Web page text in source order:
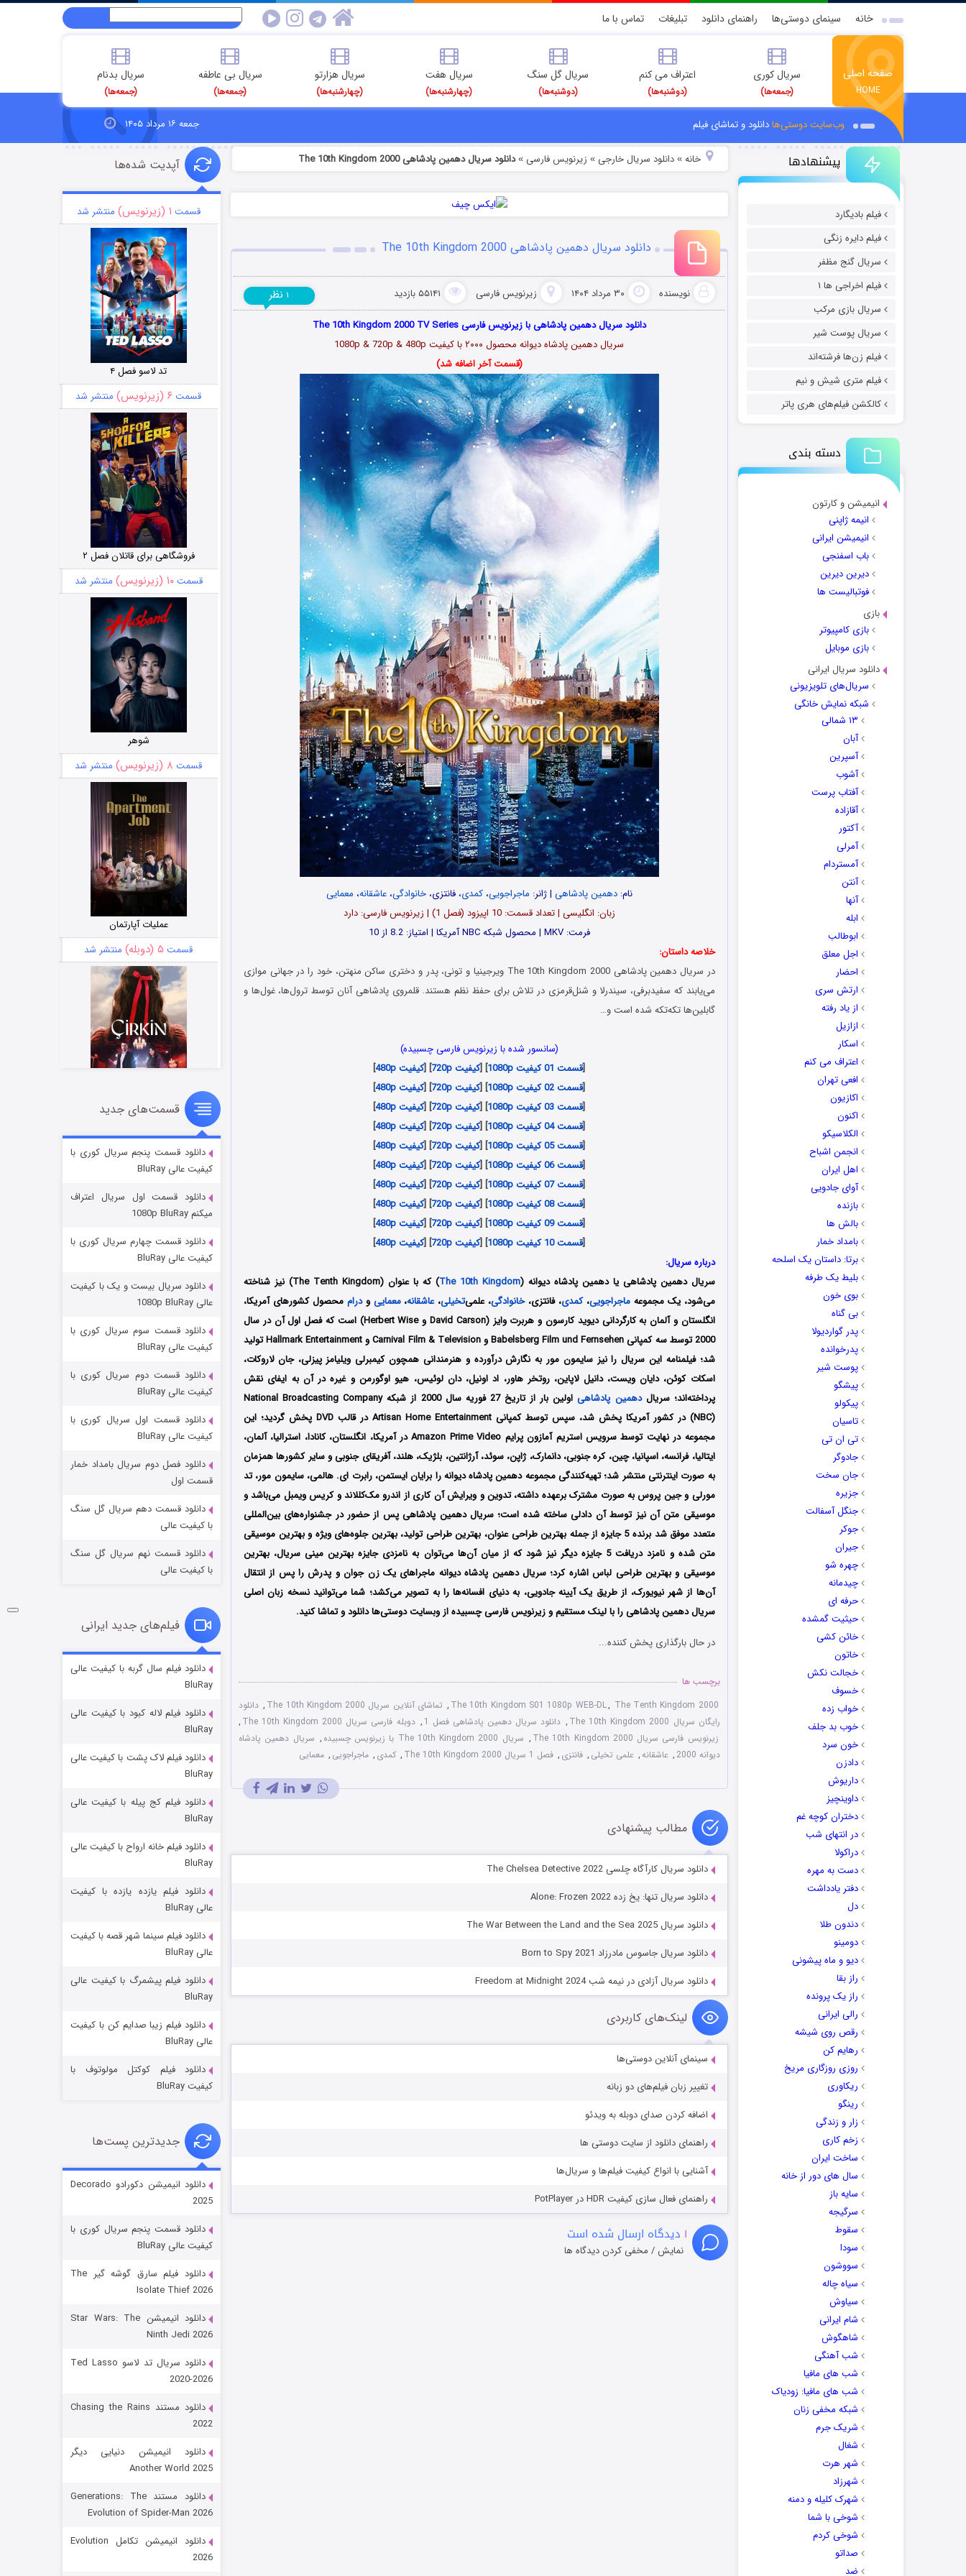
خانه سینمای دوستی‌ها راهنمای دانلود تبلیغات تماس با ما
صفحه اصلی
HOME
سریال کوری
(جمعه‌ها)
اعتراف می کنم
(دوشنبه‌ها)
سریال گل سنگ
(دوشنبه‌ها)
سریال هفت
(چهارشنبه‌ها)
سریال هزارتو
(چهارشنبه‌ها)
سریال بی عاطفه
(جمعه‌ها)
سریال بدنام
(جمعه‌ها)
وب‌سایت دوستی‌هادانلود و تماشای فیلم جمعه ۱۶ مرداد ۱۴۰۵
پیشنهادها
فیلم بادیگارد
فیلم دایره زنگی
سریال گنج مظفر
فیلم اخراجی ها ۱
سریال بازی مرکب
سریال پوست شیر
فیلم زن‌ها فرشته‌اند
فیلم متری شیش و نیم
کالکشن فیلم‌های هری پاتر
دسته بندی
انیمیشن و کارتون
انیمه ژاپنی
انیمیشن ایرانی
باب اسفنجی
دیرین دیرین
فوتبالیست ها
بازی
بازی کامپیوتر
بازی موبایل
دانلود سریال ایرانی
سریال‌های تلویزیونی
شبکه نمایش خانگی
۱۳ شمالی
آبان
آسپرین
آشوب
آفتاب پرست
آقازاده
آکتور
آمرلی
آمستردام
آنتن
آنها
ابله
ابوطالب
اجل معلق
احضار
ارتش سری
از یاد رفته
ازازیل
اسکار
اعتراف می کنم
افعی تهران
اکازیون
اکنون
الکلاسیکو
انجمن اشباح
اهل ایران
آوای جادویی
بازنده
بالش ها
بامداد خمار
برتا: داستان یک اسلحه
بلیط یک‌‌ طرفه
بوی خون
بی گناه
پدر گواردیولا
پدرخوانده
پوست شیر
پیشگو
پیکولو
تاسیان
تی ان تی
جادوگر
جان سخت
جزیره
جنگل آسفالت
جوکر
جیران
چهره شو
چیدمانه
حرفه ای
حیثیت گمشده
خائن کشی
خاتون
خجالت نکش
خسوف
خواب زده
خوب بد جلف
خون سرد
دادزن
داریوش
داوینچیز
دختران کوچه غم
در انتهای شب
دراکولا
دست به مهره
دفتر یادداشت
دل
دندون طلا
دومینو
دیو و ماه پیشونی
راز بقا
راز یک پرونده
رالی ایرانی
رقص روی شیشه
رهایم کن
روزی روزگاری مریخ
ریکاوری
رینگو
زار و زندگی
زخم کاری
ساخت ایران
سال های دور از خانه
سایه باز
سرگیجه
سقوط
سودا
سووشون
سیاه چاله
سیاوش
شام ایرانی
شاهگوش
شب آهنگی
شب های مافیا
شب های مافیا: زودیاک
شبکه مخفی زنان
شریک جرم
شغال
شهر هرت
شهرزاد
شهرک کلیله و دمنه
شوخی با شما
شوخی کردم
صداتو
ضد
خانه» دانلود سریال خارجی » زیرنویس فارسی »دانلود سریال دهمین پادشاهی The 10th Kingdom 2000
دانلود سریال دهمین پادشاهی The 10th Kingdom 2000
نویسنده ۳۰ مرداد ۱۴۰۴ زیرنویس فارسی ۵۵۱۴۱ بازدید ۱ نظر
دانلود سریال دهمین پادشاهی با زیرنویس فارسی The 10th Kingdom 2000 TV Series
سریال دهمین پادشاه دیوانه محصول ۲۰۰۰ با کیفیت 1080p & 720p & 480p
(قسمت آخر اضافه شد)
نام:دهمین پادشاهی | ژانر: ماجراجویی،کمدی، فانتزی،خانوادگی،عاشقانه، معمایی
زبان: انگلیسی | تعداد قسمت‌‌‌‌: 10 اپیزود (فصل 1) | زیرنویس فارسی: دارد
فرمت: MKV | محصول شبکه NBC آمریکا | امتیاز: 8.2 از 10
خلاصه داستان:
در سریال دهمین پادشاهی The 10th Kingdom 2000 ویرجینیا و تونی، پدر و دختری ساکن منهتن، خود را در جهانی موازی
می‌یابند که سفیدبرفی، سیندرلا و شنل‌قرمزی در تلاش برای حفظ نظم هستند. قلمروی پادشاهی‌ آنان توسط ترول‌ها، غول‌ها و
گابلین‌ها تکه‌تکه شده است و…
(سانسور شده با زیرنویس فارسی چسبیده)
[قسمت 01 کیفیت 1080p ] [کیفیت 720p ] [کیفیت 480p
]
[قسمت 02 کیفیت 1080p ] [کیفیت 720p ] [کیفیت 480p
]
[قسمت 03 کیفیت 1080p ] [کیفیت 720p ] [کیفیت 480p
]
[قسمت 04 کیفیت 1080p ] [کیفیت 720p ] [کیفیت 480p
]
[قسمت 05 کیفیت 1080p ] [کیفیت 720p ] [کیفیت 480p
]
[قسمت 06 کیفیت 1080p ] [کیفیت 720p ] [کیفیت 480p
]
[قسمت 07 کیفیت 1080p ] [کیفیت 720p ] [کیفیت 480p
]
[قسمت 08 کیفیت 1080p ] [کیفیت 720p ] [کیفیت 480p
]
[قسمت 09 کیفیت 1080p ] [کیفیت 720p ] [کیفیت 480p
]
[قسمت 10 کیفیت 1080p ] [کیفیت 720p ] [کیفیت 480p
]
درباره سریال:
سریال دهمین پادشاهی یا دهمین پادشاه دیوانه (The 10th Kingdom
) که با عنوان (The Tenth Kingdom) نیز شناخته
می‌شود، یک مجموعه ماجراجویی،کمدی، فانتزی،خانوادگی، علمی‌تخیلی،عاشقانه،معمایی ودرام محصول کشورهای آمریکا،
انگلستان و آلمان به کارگردانی دیوید کارسون و هربرت وایز (David Carson و Herbert Wise) است که فصل اول آن در سال
2000 توسط سه کمپانی Babelsberg Film und Fernsehen و Carnival Film & Television و Hallmark Entertainment تولید
شد؛ فیلمنامه این سریال را نیز سایمون مور به نگارش درآورده و هنرمندانی همچون کیمبرلی ویلیامز پیزلی، جان لاروکات،
اسکات کوئن، دایان ویست، دانیل لاپاین، روتخر هاور، اد اونیل، دان لوئیس، هیو اوگورمن و غیره در آن به ایفای نقش
پرداخته‌اند؛ سریالدهمین پادشاهی
اولین بار از تاریخ 27 فوریه سال 2000 از شبکه‌ National Broadcasting Company
(NBC) در کشور آمریکا پخش شد، سپس توسط کمپانی Artisan Home Entertainment در قالب DVD پخش گردید؛ این
مجموعه در نهایت توسط سرویس استریم آمازون پرایم Amazon Prime Video در آمریکا، انگلستان، کانادا، استرالیا، آلمان،
ایتالیا، فرانسه، اسپانیا، چین، کره جنوبی، دانمارک، ژاپن، سوئد، آرژانتین، بلژیک، هلند، آفریقای جنوبی و سایر کشورها همزمان
به صورت اینترنتی منتشر شد؛ تهیه‌کنندگی مجموعه دهمین پادشاه دیوانه را برایان ایستمن، رابرت ای. هالمی، سایمون مور، تد
مورلی و جین پروس به صورت مشترک برعهده داشته، تدوین و ویرایش آن کاری از اندرو مک‌کللاند و کریس ویمبل می‌باشد و
موسیقی متن آن نیز توسط آن دادلی ساخته شده است؛ سریال دهمین پادشاهی پس از حضور در جشنواره‌‌‌‌های بین‌المللی
متعدد موفق شد برنده 5 جایزه از جمله بهترین طراحی عنوان، بهترین طراحی تولید، بهترین جلوه‌های ویژه و بهترین موسیقی
متن شده و نامزد دریافت 5 جایزه دیگر نیز شود که از میان آن‌ها می‌توان به نامزدی جایزه بهترین مینی سریال، بهترین
موسیقی و بهترین طراحی لباس اشاره کرد؛ سریال دهمین پادشاه دیوانه ماجراهای یک زن جوان و پدرش را پس از انتقال
آن‌ها از شهر نیویورک، از طریق یک آیینه جادویی، به دنیای افسانه‌ها را به تصویر می‌کشد؛ شما می‌توانید نسخه زبان اصلی
سریال دهمین پادشاهی را با لینک مستقیم و زیرنویس فارسی چسبیده از وبسایت دوستی‌ها دانلود و تماشا کنید.
در حال بارگذاری پخش کننده...
برچسب ها
The 10th Kingdom S01 1080p WEB-DL, The Tenth Kingdom 2000
, تماشای آنلاین سریال The 10th Kingdom 2000 , دانلود
رایگان سریال The 10th Kingdom 2000
, دانلود سریال دهمین پادشاهی فصل 1 , دوبله فارسی سریال The 10th Kingdom 2000
,
زیرنویس فارسی سریال The 10th Kingdom 2000
, سریال The 10th Kingdom 2000 با زیرنویس چسبیده , سریال دهمین پادشاه
دیوانه 2000
, عاشقانه, علمی تخیلی , فانتزی , فصل 1 سریال The 10th Kingdom 2000 , کمدی , ماجراجویی , معمایی
مطالب پیشنهادی
دانلود سریال کارآگاه چلسی The Chelsea Detective 2022
دانلود سریال تنها: یخ زده Alone: Frozen 2022
دانلود سریال The War Between the Land and the Sea 2025
دانلود سریال جاسوس مادرزاد Born to Spy 2021
دانلود سریال آزادی در نیمه شب Freedom at Midnight 2024
لینک‌های کاربردی
سینمای آنلاین دوستی‌ها
تغییر زبان فیلم‌های دو زبانه
اضافه کردن صدای دوبله به ویدئو
راهنمای دانلود از سایت دوستی ها
آشنایی با انواع کیفیت فیلم‌ها و سریال‌ها
راهنمای فعال سازی کیفیت HDR در PotPlayer
۱ دیدگاه ارسال شده است
نمایش / مخفی کردن دیدگاه ها
آپدیت شده‌ها
قسمت ۱ (زیرنویس) منتشر شد
تد لاسو فصل ۴
قسمت ۶ (زیرنویس) منتشر شد
فروشگاهی برای قاتلان فصل ۲
قسمت۱۰ (زیرنویس) منتشر شد
شوهر
قسمت ۸ (زیرنویس) منتشر شد
عملیات آپارتمان
قسمت ۵ (دوبله) منتشر شد
سریال زشت
قسمت۲ (زیرنویس) منتشر شد
مردگان متحرک: شهر مرده ۳
شکست استوارت در نجات جهان
قسمت ۷ (زیرنویس) منتشر شد
شوگر فصل ۲
قسمت
خاندان اژدها فصل ۳
جادوگری در مغولستان
قسمت ۶ (زیرنویس)
رویایی برای تو
قسمت
قسمت‌های جدید
دانلود قسمت پنجم سریال کوری با
کیفیت عالی BluRay
دانلود قسمت اول سریال اعتراف
میکنم 1080p BluRay
دانلود قسمت چهارم سریال کوری با
کیفیت عالی BluRay
دانلود سریال بیست و یک با کیفیت
عالی 1080p BluRay
دانلود قسمت سوم سریال کوری با
کیفیت عالی BluRay
دانلود قسمت دوم سریال کوری با
کیفیت عالی BluRay
دانلود قسمت اول سریال کوری با
کیفیت عالی BluRay
دانلود فصل دوم سریال بامداد خمار
قسمت اول
دانلود قسمت دهم سریال گل سنگ
با کیفیت عالی
دانلود قسمت نهم سریال گل سنگ
با کیفیت عالی
فیلم‌های جدید ایرانی
دانلود فیلم سال گربه با کیفیت عالی
BluRay
دانلود فیلم لاله کبود با کیفیت عالی
BluRay
دانلود فیلم لاک پشت با کیفیت عالی
BluRay
دانلود فیلم کج‌ پیله با کیفیت عالی
BluRay
دانلود فیلم خانه ارواح با کیفیت عالی
BluRay
دانلود فیلم یازده یازده با کیفیت
عالی BluRay
دانلود فیلم سینما شهر قصه با کیفیت
عالی BluRay
دانلود فیلم پیشمرگ با کیفیت عالی
BluRay
دانلود فیلم زیبا صدایم کن با کیفیت
عالی BluRay
دانلود فیلم کوکتل مولوتوف با
کیفیت BluRay
جدیدترین پست‌ها
دانلود انیمیشن دکورادو Decorado
2025
دانلود قسمت پنجم سریال کوری با
کیفیت عالی BluRay
دانلود فیلم سارق گوشه گیر The
Isolate Thief 2026
دانلود انیمیشن Star Wars: The
Ninth Jedi 2026
دانلود سریال تد لاسو Ted Lasso
2020-2026
دانلود مستند Chasing the Rains
2022
دانلود انیمیشن دنیایی دیگر
Another World 2025
دانلود مستند Generations: The
Evolution of Spider-Man 2026
دانلود انیمیشن تکامل Evolution
2026